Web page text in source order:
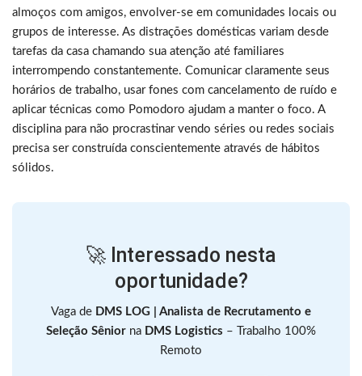
almoços com amigos, envolver-se em comunidades locais ou
grupos de interesse. As distrações domésticas variam desde
tarefas da casa chamando sua atenção até familiares
interrompendo constantemente. Comunicar claramente seus
horários de trabalho, usar fones com cancelamento de ruído e
aplicar técnicas como Pomodoro ajudam a manter o foco. A
disciplina para não procrastinar vendo séries ou redes sociais
precisa ser construída conscientemente através de hábitos
sólidos.
🚀 Interessado nesta
oportunidade?
Vaga de DMS LOG | Analista de Recrutamento e
Seleção Sênior na DMS Logistics – Trabalho 100%
Remoto